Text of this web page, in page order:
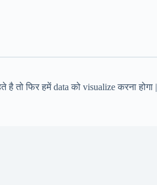
तो फिर हमें data को visualize करना होगा |